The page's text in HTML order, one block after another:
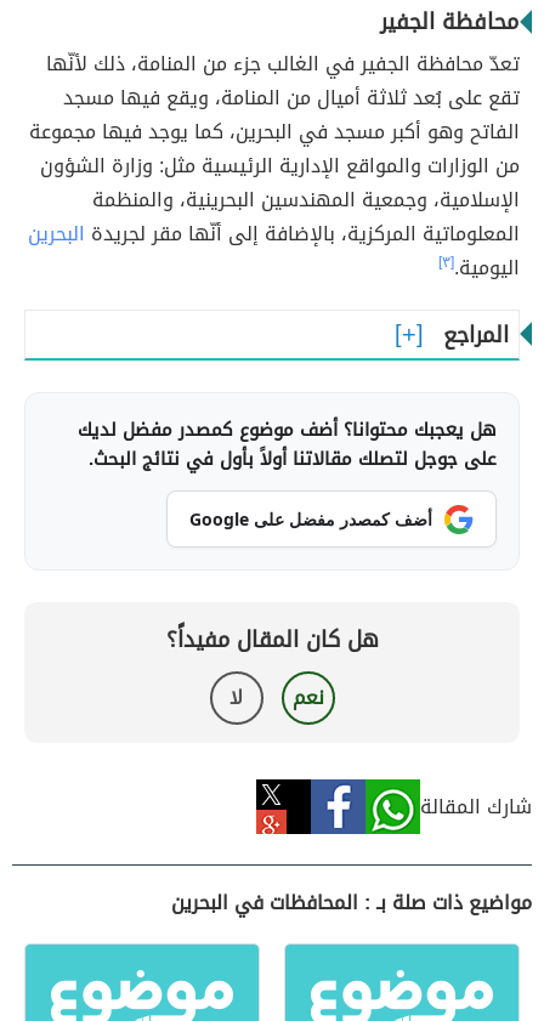
محافظة الجفير
تعدّ محافظة الجفير في الغالب جزء من المنامة، ذلك لأنّها
تقع على بُعد ثلاثة أميال من المنامة، ويقع فيها مسجد
الفاتح وهو أكبر مسجد في البحرين، كما يوجد فيها مجموعة
من الوزارات والمواقع الإدارية الرئيسية مثل: وزارة الشؤون
الإسلامية، وجمعية المهندسين البحرينية، والمنظمة
المعلوماتية المركزية، بالإضافة إلى أنّها مقر لجريدة البحرين
اليومية.[٣]
المراجع
هل يعجبك محتوانا؟ أضف موضوع كمصدر مفضل لديك
على جوجل لتصلك مقالاتنا أولاً بأول في نتائج البحث.
أضف كمصدر مفضل على Google
هل كان المقال مفيداً؟
نعم لا
شارك المقالة
مواضيع ذات صلة بـ : المحافظات في البحرين